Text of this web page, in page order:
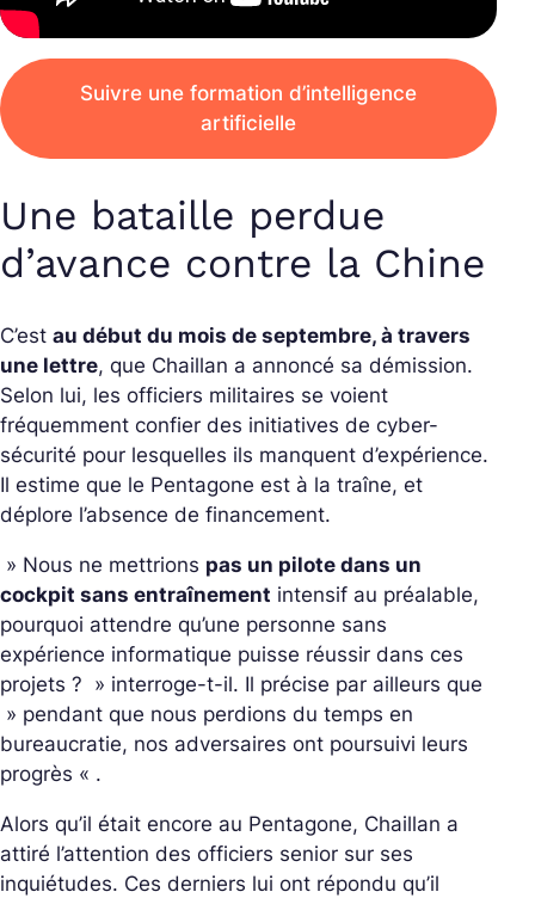
Suivre une formation d’intelligence
artificielle
Une bataille perdue
d’avance contre la Chine
C’est au début du mois de septembre, à travers
une lettre, que Chaillan a annoncé sa démission.
Selon lui, les officiers militaires se voient
fréquemment confier des initiatives de cyber-
sécurité pour lesquelles ils manquent d’expérience.
Il estime que le Pentagone est à la traîne, et
déplore l’absence de financement.
» Nous ne mettrions pas un pilote dans un
cockpit sans entraînement intensif au préalable,
pourquoi attendre qu’une personne sans
expérience informatique puisse réussir dans ces
projets ? » interroge-t-il. Il précise par ailleurs que
» pendant que nous perdions du temps en
bureaucratie, nos adversaires ont poursuivi leurs
progrès « .
Alors qu’il était encore au Pentagone, Chaillan a
attiré l’attention des officiers senior sur ses
inquiétudes. Ces derniers lui ont répondu qu’il